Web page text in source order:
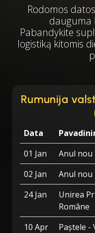
Rodomos
dauguma
Pabandykite
logistiką kitomis
Rumunija
Data
01 Jan
Anul nou
02 Jan
Anul nou
24 Jan
Unirea
Române
10 Apr
Paștele -